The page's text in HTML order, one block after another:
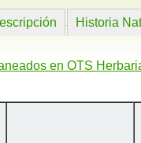
Historia
en OTS